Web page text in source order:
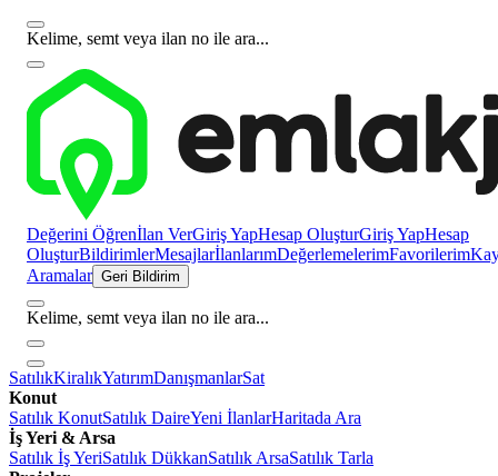
Kelime, semt veya ilan no ile ara...
Değerini Öğrenİlan VerGiriş YapHesap OluşturGiriş YapHesap
OluşturBildirimlerMesajlarİlanlarımDeğerlemelerimFavorilerim
Aramalar Geri Bildirim
Kelime, semt veya ilan no ile ara...
SatılıkKiralıkYatırımDanışmanlarSat
Konut
Satılık KonutSatılık DaireYeni İlanlarHaritada Ara
İş Yeri & Arsa
Satılık İş YeriSatılık DükkanSatılık ArsaSatılık Tarla